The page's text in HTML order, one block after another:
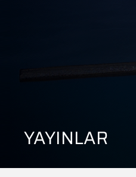
YAYINLAR